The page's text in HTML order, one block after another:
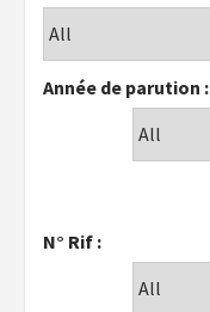
Année de parution :
N° Rif :